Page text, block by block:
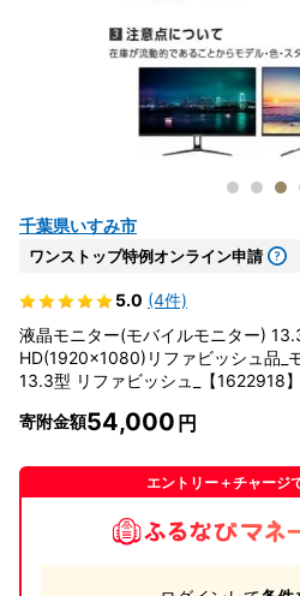
千葉県いすみ市
ワンストップ特例オンライン申請
5.0 (4件)
液晶モニター(モバイルモニター)
HD(1920×1080)リファビッシュ品_
13.3型 リファビッシュ_【1622918】
寄附金額54,000
エントリー＋チャージ